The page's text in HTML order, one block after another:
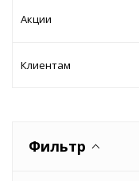
Компоненты
Акции
Клиентам
Фильтр